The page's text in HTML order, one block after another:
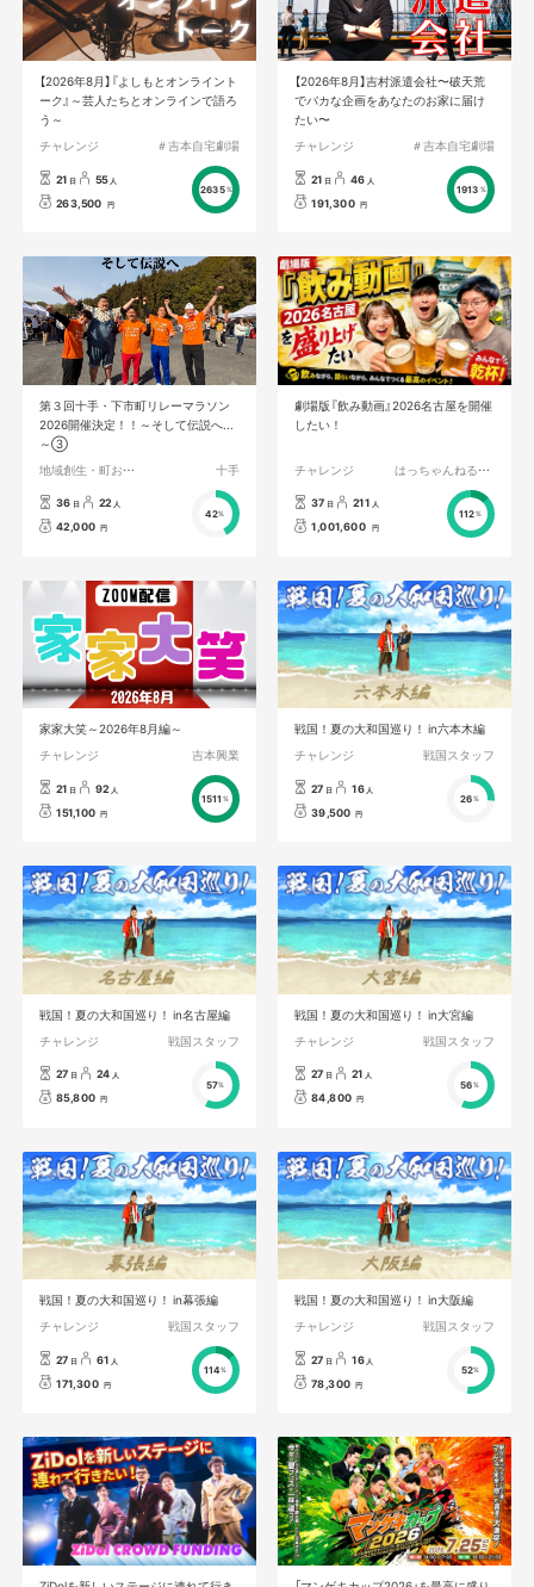
【2026年8月】『よしもとオンライント
ーク』～芸人たちとオンラインで語ろ
う～
チャレンジ
＃吉本自宅劇場
21 日 55 人
263,500 円
2635%
【2026年8月】吉村派遣会社〜破天荒
でバカな企画をあなたのお家に届け
たい〜
チャレンジ
＃吉本自宅劇場
21 日 46 人
191,300 円
1913 %
第３回十手・下市町リレーマラソン
2026開催決定！！～そして伝説へ...
～③
地域創生・町おこし
十手
36 日 22 人
42,000 円
42%
劇場版『飲み動画』2026名古屋を開催
したい！
チャレンジ はっちゃんねるひみつの部屋
37 日 211 人
1,001,600 円
112%
家家大笑～2026年8月編～
チャレンジ
吉本興業
21 日 92 人
151,100 円
1511 %
戦国！夏の大和国巡り！ in六本木編
チャレンジ
戦国スタッフ
27 日 16 人
39,500 円
26%
戦国！夏の大和国巡り！ in名古屋編
チャレンジ
戦国スタッフ
27 日 24 人
85,800 円
57%
戦国！夏の大和国巡り！ in大宮編
チャレンジ
戦国スタッフ
27 日 21 人
84,800 円
56%
戦国！夏の大和国巡り！ in幕張編
チャレンジ
戦国スタッフ
27 日 61 人
171,300 円
114%
戦国！夏の大和国巡り！ in大阪編
チャレンジ
戦国スタッフ
27 日 16 人
78,300 円
52%